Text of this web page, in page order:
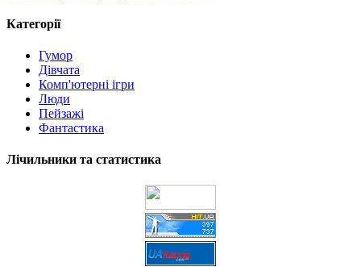
Категорії
Гумор
Дівчата
Комп'ютерні ігри
Люди
Пейзажі
Фантастика
Лічильники та статистика